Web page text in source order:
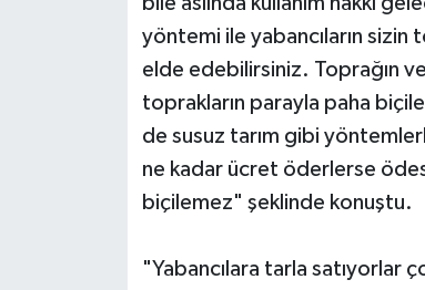
yöntemi ile yabancıların
elde edebilirsiniz. Toprağın
toprakların parayla paha
de susuz tarım gibi
ne kadar ücret öderlerse
biçilemez" şeklinde konuştu.
"Yabancılara tarla satıyorlar